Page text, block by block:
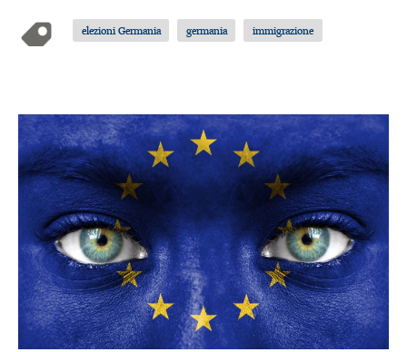
elezioni Germania germania immigrazione